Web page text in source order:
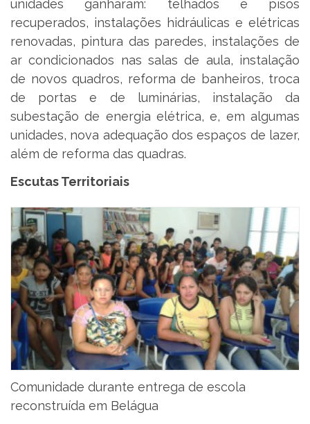
unidades ganharam: telhados e pisos
recuperados, instalações hidráulicas e elétricas
renovadas, pintura das paredes, instalações de
ar condicionados nas salas de aula, instalação
de novos quadros, reforma de banheiros, troca
de portas e de luminárias, instalação da
subestação de energia elétrica, e, em algumas
unidades, nova adequação dos espaços de lazer,
além de reforma das quadras.
Escutas Territoriais
Comunidade durante entrega de escola
reconstruída em Belágua